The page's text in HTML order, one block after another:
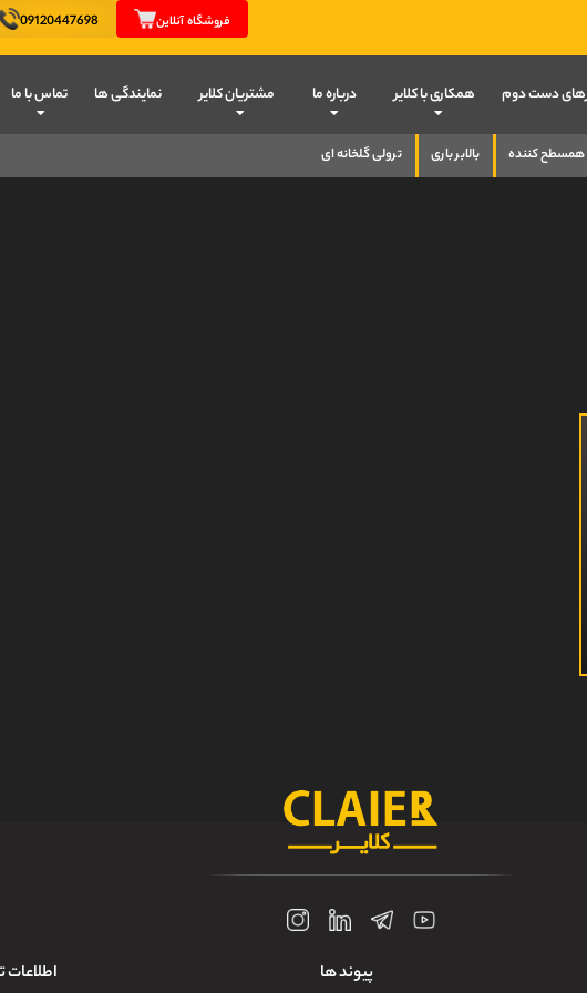
فروشگاه آنلاین 09120447698
دست دوم همکاری با کلایر درباره ما مشتریان کلایر نمایندگی ها تماس با ما
همسطح کننده بالابر باری ترولی گلخانه ای
پیوند ها